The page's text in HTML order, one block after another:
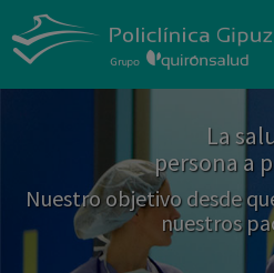
La
persona a
Nuestro objetivo desde
nuestros